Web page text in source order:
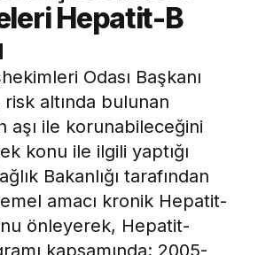
Hepatit-B
Odası Başkanı
risk altında bulunan
aşı ile korunabileceğini
konu ile ilgili yaptığı
Bakanlığı tarafından
amacı kronik Hepatit-
önleyerek, Hepatit-